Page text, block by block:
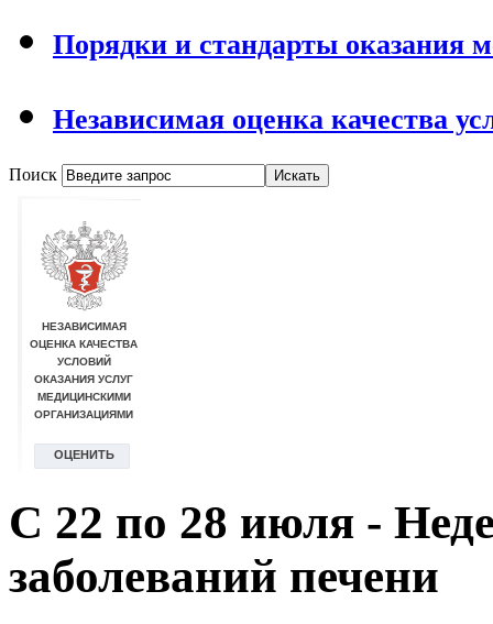
Порядки и стандарты оказания
Независимая оценка качества
Поиск
С 22 по 28 июля -
заболеваний печени